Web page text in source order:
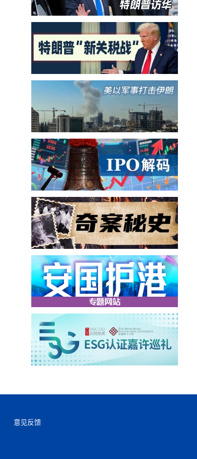
意见反馈